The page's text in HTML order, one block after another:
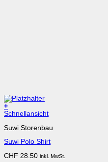
+
Dieses
weist
Varianten
Die
Schnellansicht
Suwi Storenbau
Suwi Polo Shirt
CHF 28.50 inkl. MwSt.